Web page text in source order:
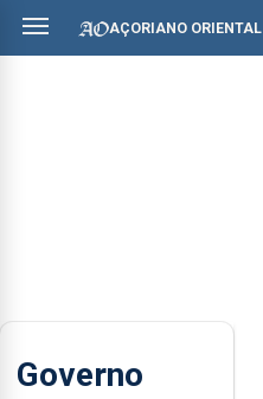
AÇORIANO ORIENTAL
Governo